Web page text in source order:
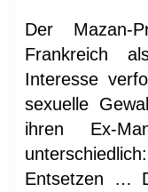
Der Mazan-
Frankreich
Interesse
sexuelle
ihren Ex-
Entsetzen …